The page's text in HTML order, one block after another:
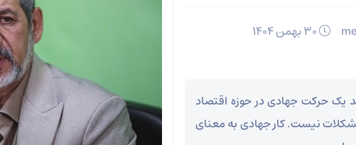
یک حرکت جهادی در حوزه اقتصاد
نیست. کار جهادی به معنای